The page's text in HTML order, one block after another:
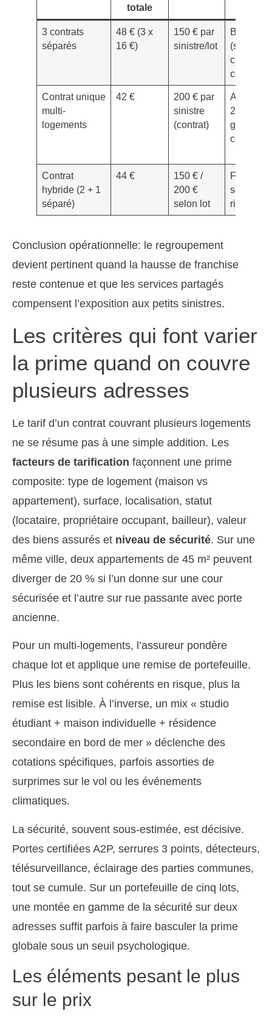
totale
3 contrats
séparés
48 € (3 x
16 €)
150 € par
sinistre/lot
Basique
(selon
chaque
contrat)
Contrat unique
multi-
logements
42 €
200 € par
sinistre
(contrat)
24/7,
gestion
Contrat
hybride (2 + 1
séparé)
44 €
150 € /
200 €
selon lot
Flexibilité
selon le
risque
Conclusion opérationnelle: le regroupement
devient pertinent quand la hausse de franchise
reste contenue et que les services partagés
compensent l’exposition aux petits sinistres.
Les critères qui font varier
la prime quand on couvre
plusieurs adresses
Le tarif d’un contrat couvrant plusieurs logements
ne se résume pas à une simple addition. Les
facteurs de tarification façonnent une prime
composite: type de logement (maison vs
appartement), surface, localisation, statut
(locataire, propriétaire occupant, bailleur), valeur
des biens assurés et niveau de sécurité. Sur une
même ville, deux appartements de 45 m² peuvent
diverger de 20 % si l’un donne sur une cour
sécurisée et l’autre sur rue passante avec porte
ancienne.
Pour un multi-logements, l’assureur pondère
chaque lot et applique une remise de portefeuille.
Plus les biens sont cohérents en risque, plus la
remise est lisible. À l’inverse, un mix « studio
étudiant + maison individuelle + résidence
secondaire en bord de mer » déclenche des
cotations spécifiques, parfois assorties de
surprimes sur le vol ou les événements
climatiques.
La sécurité, souvent sous-estimée, est décisive.
Portes certifiées A2P, serrures 3 points, détecteurs,
télésurveillance, éclairage des parties communes,
tout se cumule. Sur un portefeuille de cinq lots,
une montée en gamme de la sécurité sur deux
adresses suffit parfois à faire basculer la prime
globale sous un seuil psychologique.
Les éléments pesant le plus
sur le prix